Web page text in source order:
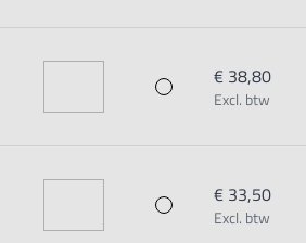
€ 38,80
Excl. btw
€ 33,50
Excl. btw